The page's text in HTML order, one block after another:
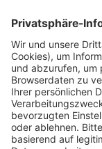
Firmenporträts
Panorama
Produkte
Ratgeber
Weitblick